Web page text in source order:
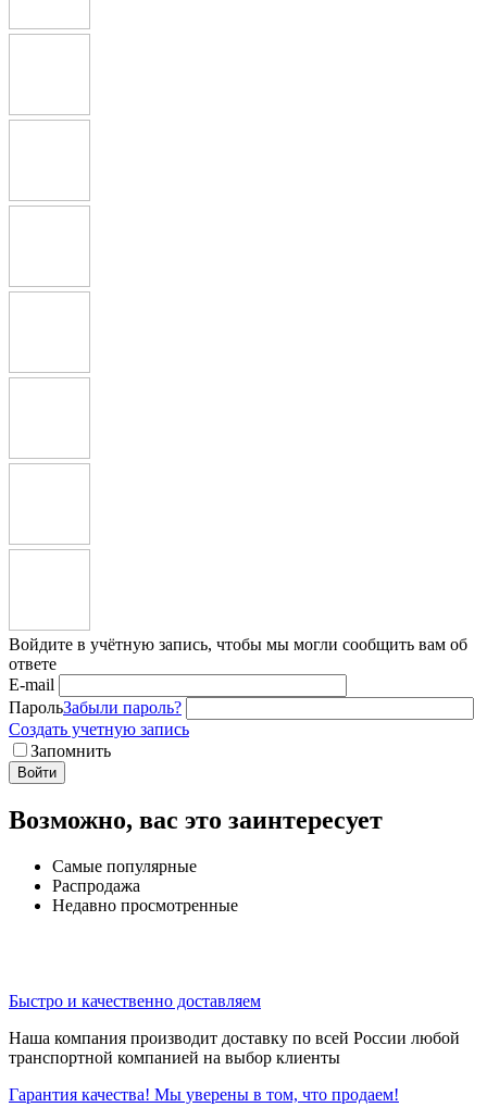
Войдите в учётную запись, чтобы мы могли сообщить вам об
ответе
E-mail
ПарольЗабыли пароль?
Создать учетную запись
Запомнить
Войти
Возможно, вас это заинтересует
Самые популярные
Распродажа
Недавно просмотренные
Быстро и качественно доставляем
Наша компания производит доставку по всей России любой
транспортной компанией на выбор клиенты
Гарантия качества! Мы уверены в том, что продаем!